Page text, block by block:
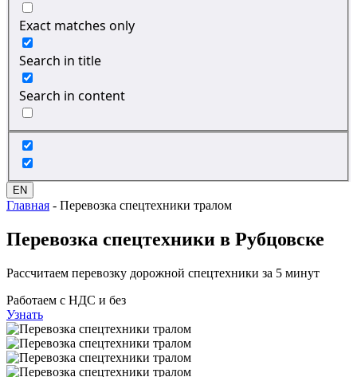
Exact matches only
Search in title
Search in content
EN
Главная - Перевозка спецтехники тралом
Перевозка спецтехники в Рубцовске
Рассчитаем перевозку дорожной спецтехники за 5 минут
Работаем с НДС и без
Узнать